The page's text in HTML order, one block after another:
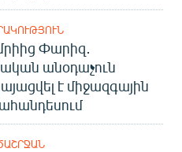
Փարիզ․
անօդաչուն
է միջազգային